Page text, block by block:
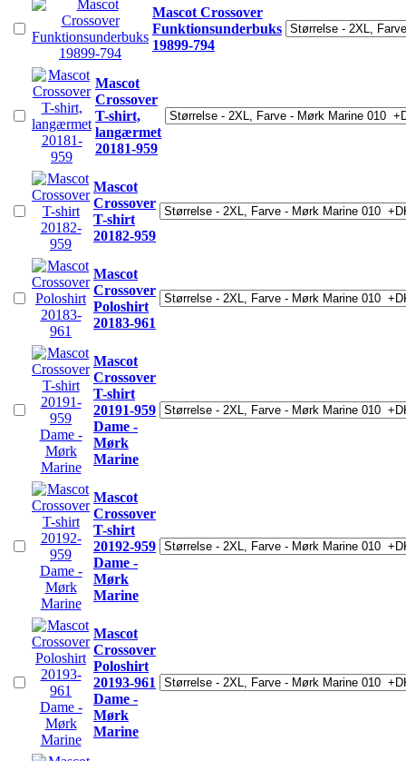
Mascot Crossover
Funktionsunderbuks
19899-794
Mascot
Crossover
T-shirt,
langærmet
20181-959
Mascot
Crossover
T-shirt
20182-959
Mascot
Crossover
Poloshirt
20183-961
Mascot
Crossover
T-shirt
20191-959
Dame -
Mørk
Marine
Mascot
Crossover
T-shirt
20192-959
Dame -
Mørk
Marine
Mascot
Crossover
Poloshirt
20193-961
Dame -
Mørk
Marine